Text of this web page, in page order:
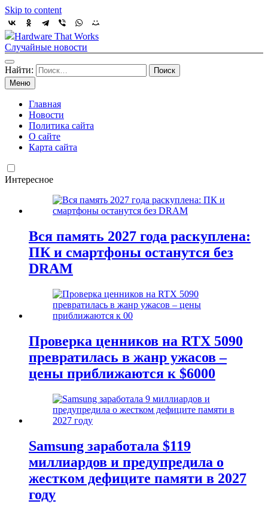
Skip to content
Hardware That Works
Случайные новости
Найти:
Меню
Главная
Новости
Политика сайта
О сайте
Карта сайта
Интересное
Вся память 2027 года раскуплена:
ПК и смартфоны останутся без
DRAM
Проверка ценников на RTX 5090
превратилась в жанр ужасов –
цены приближаются к $6000
Samsung заработала $119
миллиардов и предупредила о
жестком дефиците памяти в 2027
году